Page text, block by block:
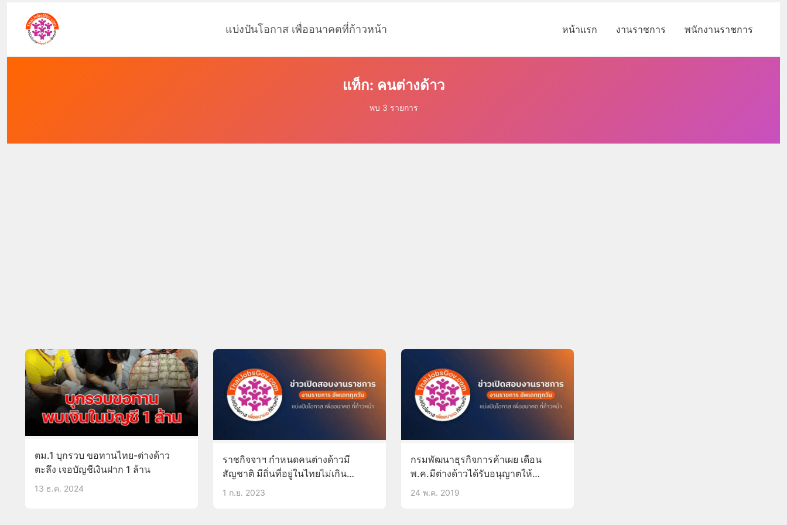
แบ่งปันโอกาส เพื่ออนาคตที่ก้าวหน้า หน้าแรก งานราชการ พนักงานราชการ
แท็ก: คนต่างด้าว
พบ 3 รายการ
ตม.1 บุกรวบ ขอทานไทย-ต่างด้าว
ตะลึง เจอบัญชีเงินฝาก 1 ล้าน
13 ธ.ค. 2024
ราชกิจจาฯ กำหนดคนต่างด้าวมี
สัญชาติ มีถิ่นที่อยู่ในไทยไม่เกิน
ประเทศละ 100 คน
1 ก.ย. 2023
กรมพัฒนาธุรกิจการค้าเผย เดือน
พ.ค.มีต่างด้าวได้รับอนุญาตให้
ประกอบธุรกิจในไทย14ราย วงเงิน
24 พ.ค. 2019